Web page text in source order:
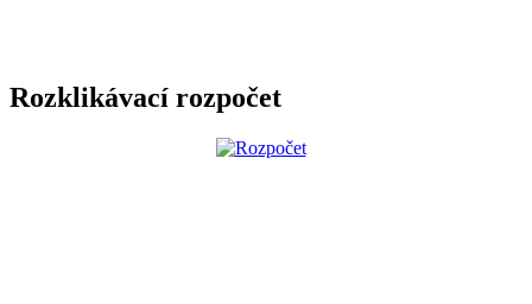
Rozklikávací rozpočet